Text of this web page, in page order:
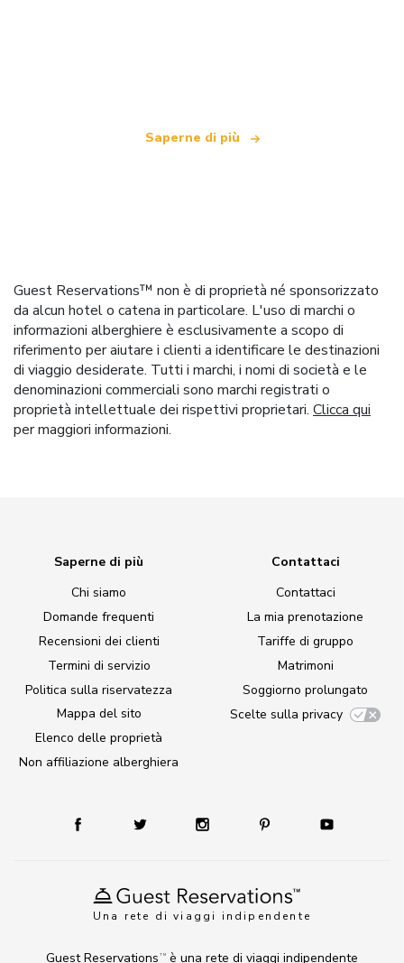
Saperne di più
Guest Reservations™ non è di proprietà né sponsorizzato
da alcun hotel o catena in particolare. L'uso di marchi o
informazioni alberghiere è esclusivamente a scopo di
riferimento per aiutare i clienti a identificare le destinazioni
di viaggio desiderate. Tutti i marchi, i nomi di società e le
denominazioni commerciali sono marchi registrati o
proprietà intellettuale dei rispettivi proprietari. Clicca qui
per maggiori informazioni.
Una rete di viaggi indipendente
Saperne di più
Chi siamo
Domande frequenti
Recensioni dei clienti
Termini di servizio
Politica sulla riservatezza
Mappa del sito
Elenco delle proprietà
Non affiliazione alberghiera
Contattaci
Contattaci
La mia prenotazione
Tariffe di gruppo
Matrimoni
Soggiorno prolungato
Scelte sulla privacy
Guest Reservations TM è una rete di viaggi indipendente